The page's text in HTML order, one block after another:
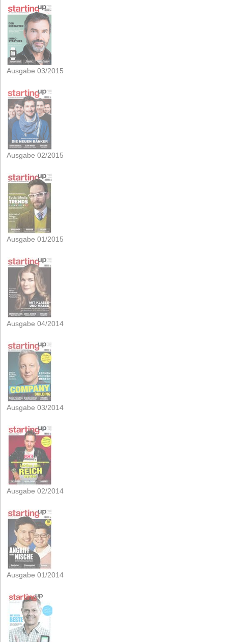
Ausgabe 03/2015
Ausgabe 02/2015
Ausgabe 01/2015
Ausgabe 04/2014
Ausgabe 03/2014
Ausgabe 02/2014
Ausgabe 01/2014